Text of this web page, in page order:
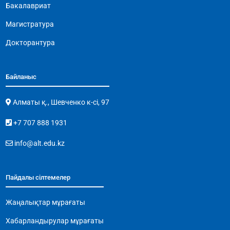
Бакалавриат
Магистратура
Докторантура
Байланыс
Алматы қ., Шевченко к-сі, 97
+7 707 888 1931
info@alt.edu.kz
Пайдалы сілтемелер
Жаңалықтар мұрағаты
Хабарландырулар мұрағаты